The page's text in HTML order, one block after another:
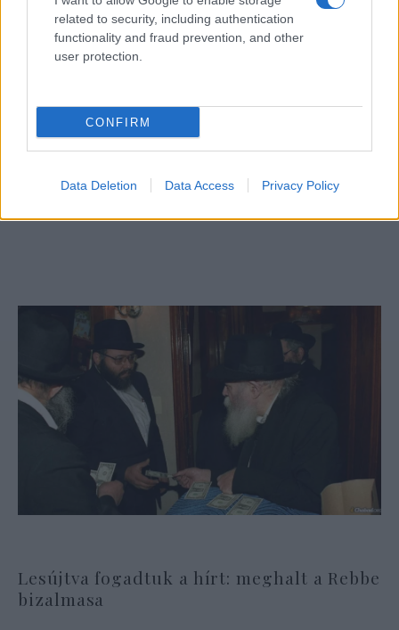
related to security, including authentication
functionality and fraud prevention, and other
user protection.
CONFIRM
Data Deletion Data Access Privacy Policy
A hiba, amit elul hónapban nem érdemes
Lesújtva fogadtuk a hírt: meghalt a Rebbe
bizalmasa